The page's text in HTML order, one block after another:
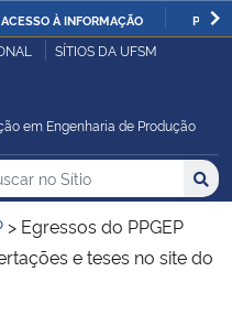
ACESSO À INFORMAÇÃO
SÍTIOS DA UFSM
em Engenharia de Produção
no no Sítio
> Egressos do PPGEP
e teses no site do